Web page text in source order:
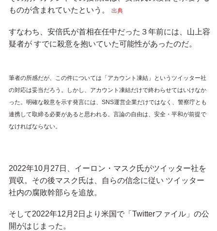
ものが含まれていたという。
出典
すなわち、安倍氏が首相在任中だった３年前には、山上容
疑者が すでに殺意を抱いていた可能性があったのだ。
筆者の所感だが、この件については「アカウント凍結」というツイッター社
の対応は妥当だろう。しかし、アカウント凍結だけで終わらせてはいけなか
った。明確な殺意を示す発言には、SNS運営企業だけではなく、警察庁とも
連携して取締る必要があると思われる。言論の自由は、安全・平和が前提で
なければならない。
2022年10月27日、イーロン・マスク氏がツイッター社を
買収。その後マスク氏は、自らの信念に従い ツイッター
社内の腐敗幹部らを追放。
そして2022年12月2日より米国で「Twitterファイル」の公
開がはじまった。